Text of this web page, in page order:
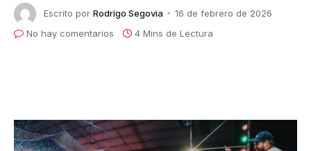
Escrito por Rodrigo Segovia
16 de febrero de 2026
No hay comentarios
4 Mins de Lectura